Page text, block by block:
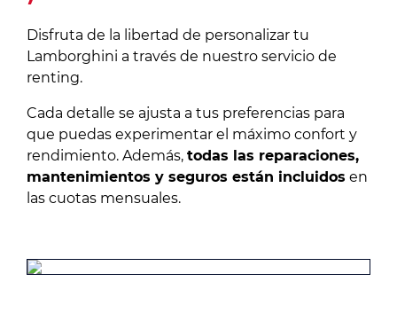
Disfruta de la libertad de personalizar tu
Lamborghini a través de nuestro servicio de
renting.
Cada detalle se ajusta a tus preferencias para
que puedas experimentar el máximo confort y
rendimiento. Además, todas las reparaciones,
mantenimientos y seguros están incluidos en
las cuotas mensuales.